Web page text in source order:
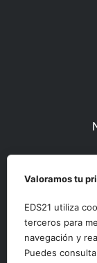
Valoramos tu
EDS21 utiliza
terceros para
navegación y
Puedes